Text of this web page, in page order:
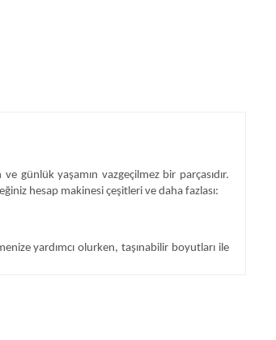
günlük yaşamın vazgeçilmez bir parçasıdır.
hesap makinesi çeşitleri ve daha fazlası:
yardımcı olurken, taşınabilir boyutları ile